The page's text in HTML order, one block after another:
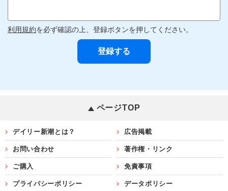
利用規約を必ず確認の上、登録ボタンを押してください。
ページTOP
デイリー新潮とは？ 広告掲載
お問い合わせ 著作権・リンク
ご購入 免責事項
プライバシーポリシー データポリシー